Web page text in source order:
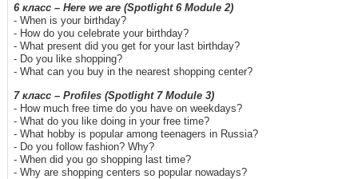
6 класс– Here we are (Spotlight 6 Module 2)
- When is your birthday?
- How do you celebrate your birthday?
- What present did you get for your last birthday?
- Do you like shopping?
- What can you buy in the nearest shopping center?
7 класс– Profiles (Spotlight 7 Module 3)
- How much free time do you have on weekdays?
- What do you like doing in your free time?
- What hobby is popular among teenagers in Russia?
- Do you follow fashion? Why?
- When did you go shopping last time?
- Why are shopping centers so popular nowadays?